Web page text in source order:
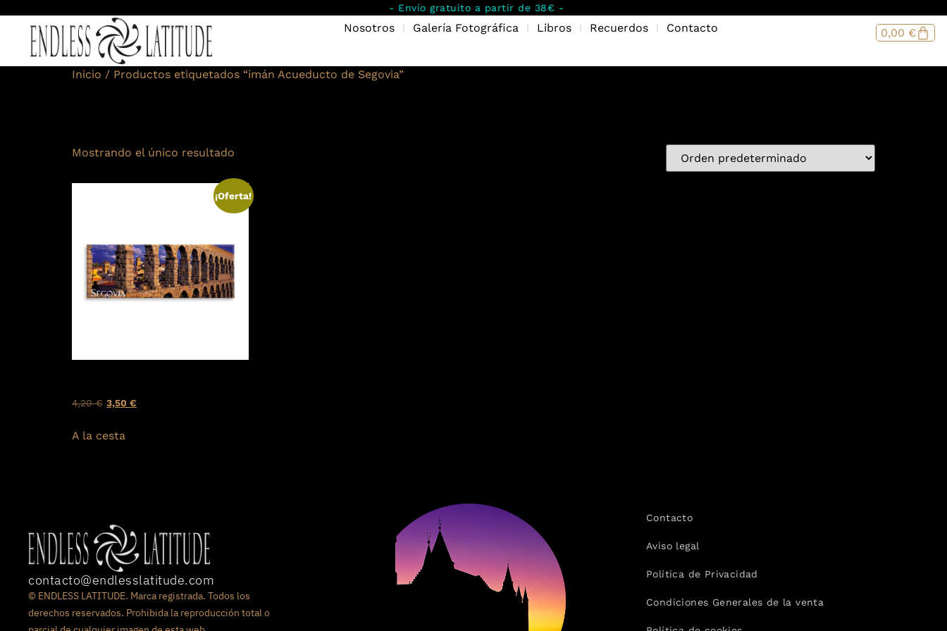
- Envío gratuito a partir de 38€ -
Nosotros Galería Fotográfica Libros Recuerdos Contacto 0,00 €
Inicio / Productos etiquetados “imán Acueducto de Segovia”
Mostrando el único resultado
¡Oferta!
4,20€ 3,50 €
A la cesta
contacto@endlesslatitude.com
© ENDLESS LATITUDE. Marca registrada. Todos los
derechos reservados. Prohibida la reproducción total o
Contacto
Aviso legal
Política de Privacidad
Condiciones Generales de la venta